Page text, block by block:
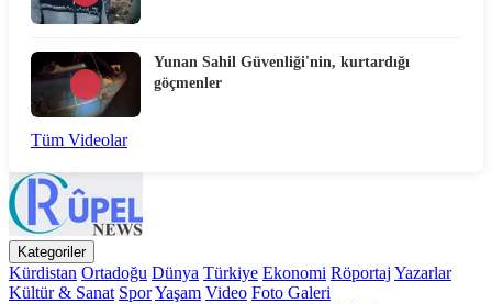
Yunan Sahil Güvenliği'nin, kurtardığı
göçmenler
Tüm Videolar
Kategoriler
Kürdistan Ortadoğu Dünya Türkiye Ekonomi Röportaj Yazarlar
Kültür & Sanat SporYaşam Video Foto Galeri